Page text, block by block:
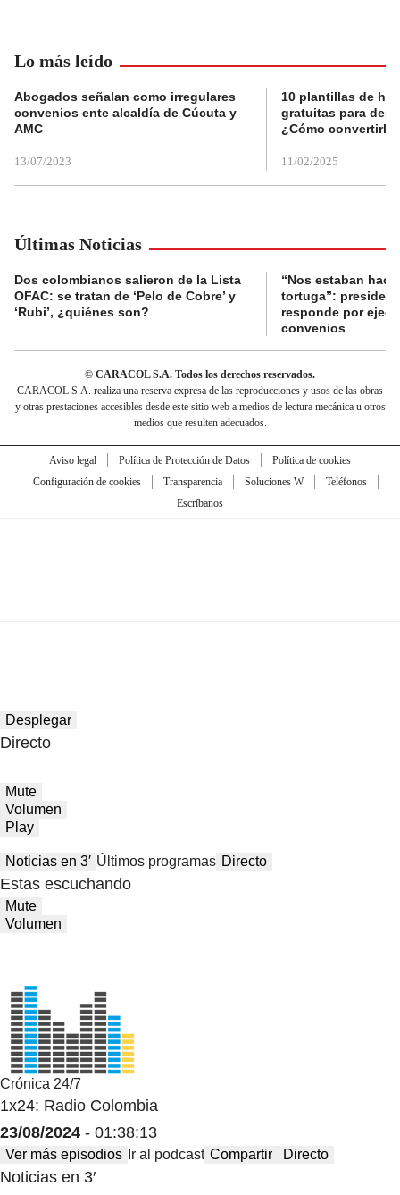
Lo más leído
Abogados señalan como irregulares
convenios ente alcaldía de Cúcuta y
AMC
13/07/2023
10 plantillas de
gratuitas para
¿Cómo convertirla
11/02/2025
Últimas Noticias
Dos colombianos salieron de la Lista
OFAC: se tratan de ‘Pelo de Cobre’ y
‘Rubi’, ¿quiénes son?
“Nos estaban
tortuga”:
responde por
convenios
© CARACOL S.A. Todos los derechos reservados.
CARACOL S.A. realiza una reserva expresa de las reproducciones y usos de las obras
y otras prestaciones accesibles desde este sitio web a medios de lectura mecánica u otros
medios que resulten adecuados.
Aviso legal Política de Protección de Datos
Política de cookies
Configuración de cookies
Transparencia Soluciones W
Teléfonos
Escríbanos
Desplegar
Directo
Mute
Volumen
Play
Noticias en 3′ Últimos programas Directo
Estas escuchando
Mute
Volumen
Crónica 24/7
1x24: Radio Colombia
23/08/2024 - 01:38:13
Ver más episodios Ir al podcast Compartir Directo
Noticias en 3′